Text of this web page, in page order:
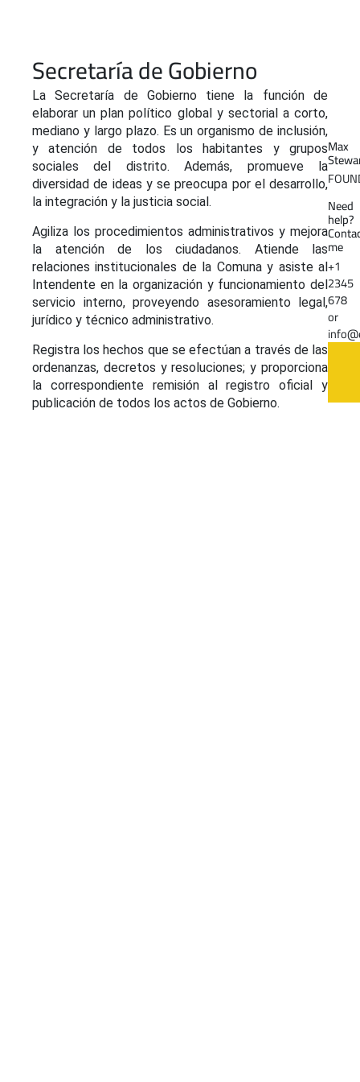
Secretaría de Gobierno
La Secretaría de Gobierno tiene la función de
elaborar un plan político global y sectorial a corto,
mediano y largo plazo. Es un organismo de inclusión,
y atención de todos los habitantes y grupos
sociales del distrito. Además, promueve la
diversidad de ideas y se preocupa por el desarrollo,
la integración y la justicia social.
Agiliza los procedimientos administrativos y mejora
la atención de los ciudadanos. Atiende las
relaciones institucionales de la Comuna y asiste al
Intendente en la organización y funcionamiento del
servicio interno, proveyendo asesoramiento legal,
jurídico y técnico administrativo.
Registra los hechos que se efectúan a través de las
ordenanzas, decretos y resoluciones; y proporciona
la correspondiente remisión al registro oficial y
publicación de todos los actos de Gobierno.
Max
Need
help?
me
+1
2345
678
or